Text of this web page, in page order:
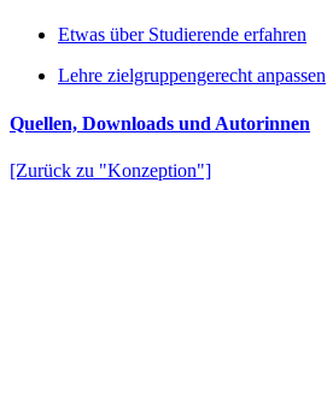
Etwas über Studierende erfahren
Lehre zielgruppengerecht anpassen
Quellen, Downloads und Autorinnen
[Zurück zu "Konzeption"]